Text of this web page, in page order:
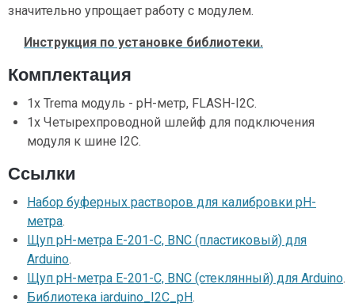
значительно упрощает работу с модулем.
Инструкция по установке библиотеки.
Комплектация
1x Trema модуль - pH-метр, FLASH-I2C.
1x Четырехпроводной шлейф для подключения
модуля к шине I2C.
Ссылки
Набор буферных растворов для калибровки pH-
метра.
Щуп pH-метра E-201-C, BNC (пластиковый) для
Arduino.
Щуп pH-метра E-201-C, BNC (стеклянный) для Arduino.
Библиотека iarduino_I2C_pH.